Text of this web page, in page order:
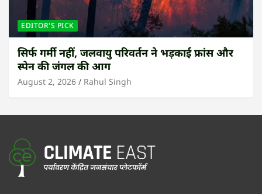
EDITOR'S PICK
सिर्फ गर्मी नहीं, जलवायु परिवर्तन ने भड़काई फ्रांस और
स्पेन की जंगल की आग
August 2, 2026 Rahul Singh